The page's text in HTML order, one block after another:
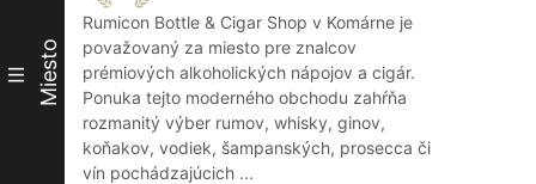
III Miesto
Rumicon Bottle & Cigar Shop v Komárne je
považovaný za miesto pre znalcov
prémiových alkoholických nápojov a cigár.
Ponuka tejto moderného obchodu zahŕňa
rozmanitý výber rumov, whisky, ginov,
koňakov, vodiek, šampanských, prosecca či
vín pochádzajúcich ...